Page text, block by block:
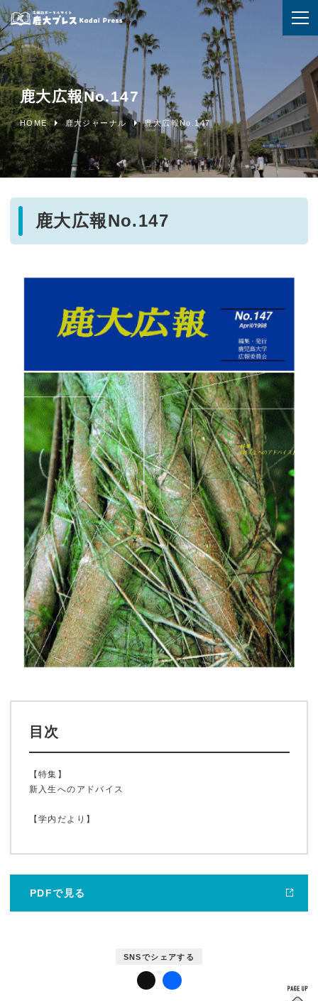
鹿大ジャーナル
鹿大広報No.147
HOME 鹿大ジャーナル 鹿大広報No.147
鹿大広報No.147
目次
【特集】
新入生へのアドバイス
【学内だより】
PDFで見る